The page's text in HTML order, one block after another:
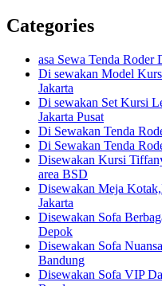
Categories
asa Sewa Tenda Roder
Di sewakan Model
Jakarta
Di sewakan Set Kursi
Jakarta Pusat
Di Sewakan Tenda
Di Sewakan Tenda
Disewakan Kursi
area BSD
Disewakan Meja
Jakarta
Disewakan Sofa
Depok
Disewakan Sofa
Bandung
Disewakan Sofa VIP